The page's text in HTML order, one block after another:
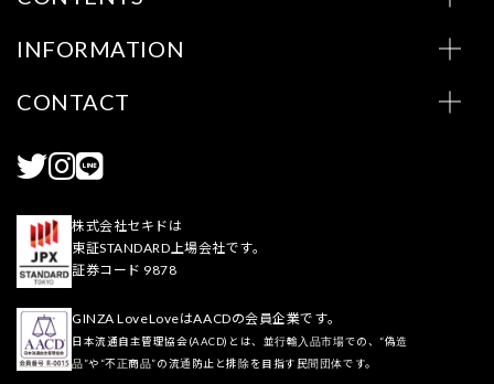
INFORMATION
CONTACT
株式会社セキドは
東証STANDARD上場会社です。
証券コード 9878
GINZA LoveLoveはAACDの会員企業です。
日本流通自主管理協会(AACD)とは、並行輸入品市場での、“偽造
品”や“不正商品”の流通防止と排除を目指す民間団体です。